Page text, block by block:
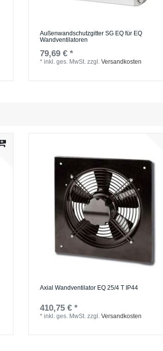
Außenwandschutzgitter SG EQ für EQ
Wandventilatoren
79,69 € *
*inkl. ges. MwSt. zzgl.Versandkosten
Axial Wandventilator EQ 25/4 T IP44
410,75 € *
*inkl. ges. MwSt. zzgl.Versandkosten